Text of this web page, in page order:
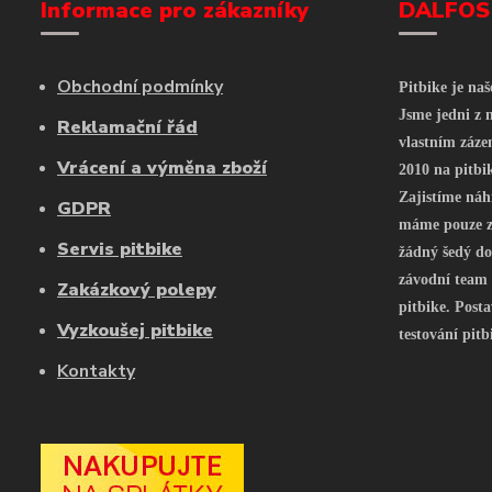
Informace pro zákazníky
Obchodní podmínky
Reklamační řád
Vrácení a výměna zboží
GDPR
Servis pitbike
Zakázkový polepy
Vyzkoušej pitbike
Kontakty
Pitbike je
Jsme jedni z
vlastním
2010 na
Zajistíme
máme pouze
žádný šedý
závodní
pitbike.
testování